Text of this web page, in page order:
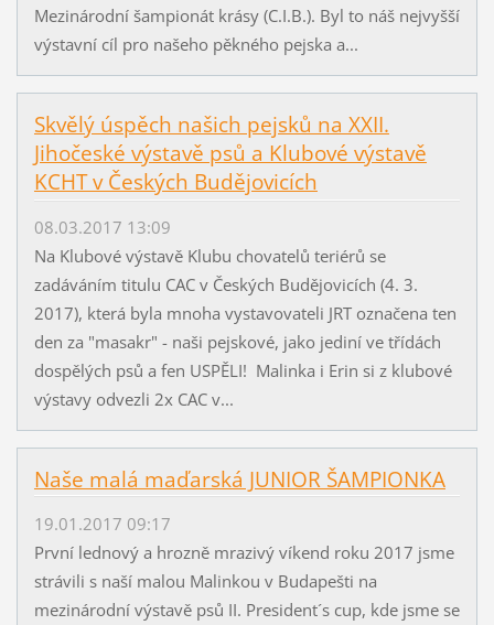
Mezinárodní šampionát krásy (C.I.B.). Byl to náš nejvyšší
výstavní cíl pro našeho pěkného pejska a...
Skvělý úspěch našich pejsků na XXII.
Jihočeské výstavě psů a Klubové výstavě
KCHT v Českých Budějovicích
08.03.2017 13:09
Na Klubové výstavě Klubu chovatelů teriérů se
zadáváním titulu CAC v Českých Budějovicích (4. 3.
2017), která byla mnoha vystavovateli JRT označena ten
den za "masakr" - naši pejskové, jako jediní ve třídách
dospělých psů a fen USPĚLI! Malinka i Erin si z klubové
výstavy odvezli 2x CAC v...
Naše malá maďarská JUNIOR ŠAMPIONKA
19.01.2017 09:17
První lednový a hrozně mrazivý víkend roku 2017 jsme
strávili s naší malou Malinkou v Budapešti na
mezinárodní výstavě psů II. President´s cup, kde jsme se